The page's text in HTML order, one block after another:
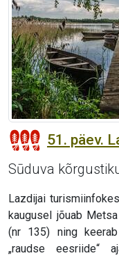
51. päev.
Sūduva
Lazdijai
kaugusel jõuab
(nr 135) ning
„raudse eesriide“